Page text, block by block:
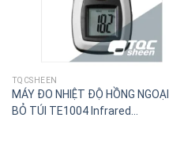
TQCSHEEN
MÁY ĐO NHIỆT ĐỘ HỒNG NGOẠI
BỎ TÚI TE1004 Infrared